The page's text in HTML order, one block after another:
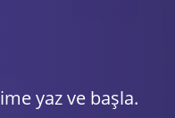
yaz ve başla.